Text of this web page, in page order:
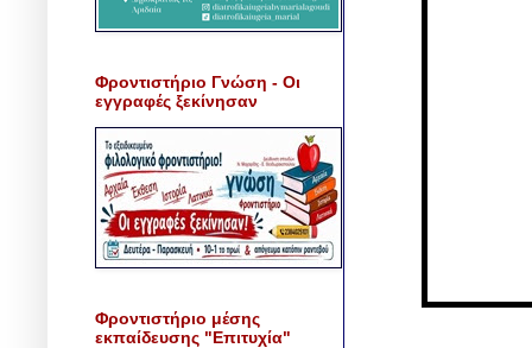
Φροντιστήριο Γνώση - Οι
εγγραφές ξεκίνησαν
Φροντιστήριο μέσης
εκπαίδευσης "Επιτυχία"